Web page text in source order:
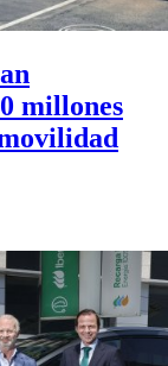
millones